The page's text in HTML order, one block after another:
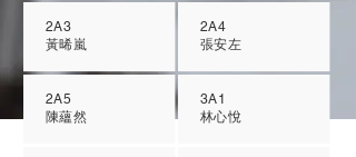
2A3
黃晞嵐
2A5
陳蘊然
2A4
張安左
3A1
林心悅